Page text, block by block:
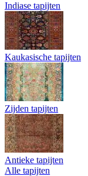
Indiase tapijten
Kaukasische tapijten
Zijden tapijten
Antieke tapijten
Alle tapijten